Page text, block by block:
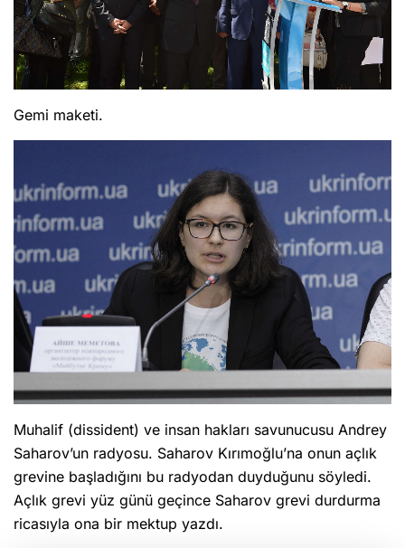
Gemi maketi.
Muhalif (dissident) ve insan hakları savunucusu Andrey
Saharov’un radyosu. Saharov Kırımoğlu’na onun açlık
grevine başladığını bu radyodan duyduğunu söyledi.
Açlık grevi yüz günü geçince Saharov grevi durdurma
ricasıyla ona bir mektup yazdı.